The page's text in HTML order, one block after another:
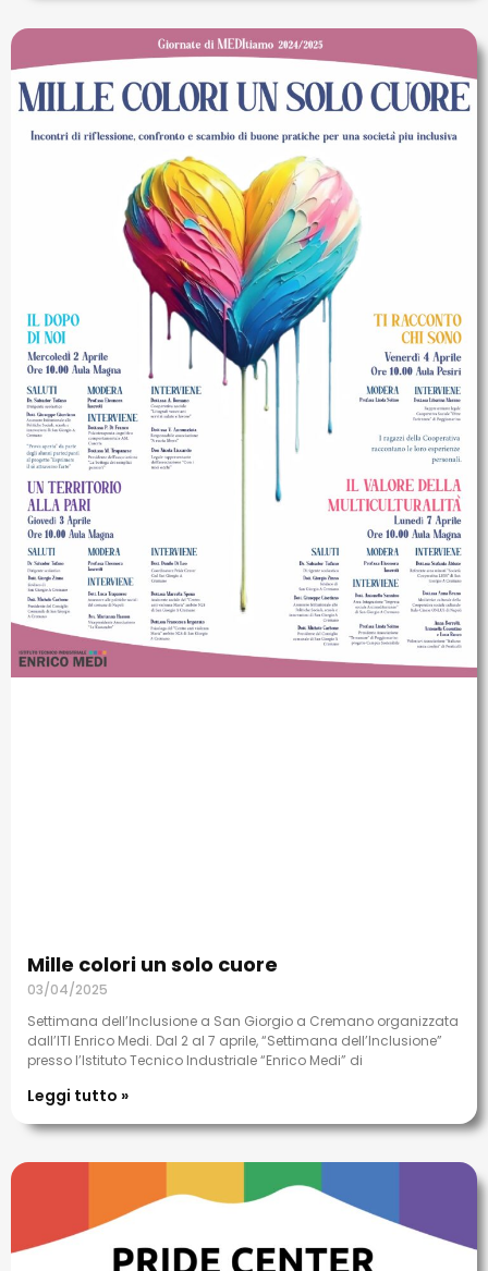
Mille colori un solo cuore
03/04/2025
Settimana dell’Inclusione a San Giorgio a Cremano organizzata
dall’ITI Enrico Medi. Dal 2 al 7 aprile, “Settimana dell’Inclusione”
presso l’Istituto Tecnico Industriale “Enrico Medi” di
Leggi tutto »